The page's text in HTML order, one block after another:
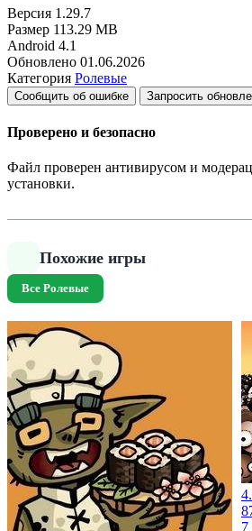
Версия 1.29.7
Размер 113.29 MB
Android 4.1
Обновлено 01.06.2026
Категория Ролевые
Сообщить об ошибке Запросить
Проверено и безопасно
Файл проверен антивирусом и
установки.
Похожие игры
Все Ролевые
7